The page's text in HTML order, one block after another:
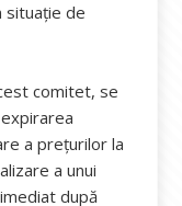
situație de
comitet, se
a prețurilor la
a unui
după